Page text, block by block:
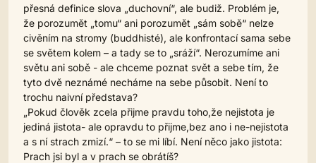
přesná definice slova „duchovní“, ale budiž. Problém je,
že porozumět „tomu“ ani porozumět „sám sobě“ nelze
civěním na stromy (buddhisté), ale konfrontací sama sebe
se světem kolem – a tady se to „sráží“. Nerozumíme ani
světu ani sobě - ale chceme poznat svět a sebe tím, že
tyto dvě neznámé necháme na sebe působit. Není to
trochu naivní představa?
„Pokud člověk zcela přijme pravdu toho,že nejistota je
jediná jistota- ale opravdu to přijme,bez ano i ne-nejistota
a s ní strach zmizí.“ – to se mi líbí. Není něco jako jistota:
Prach jsi byl a v prach se obrátíš?